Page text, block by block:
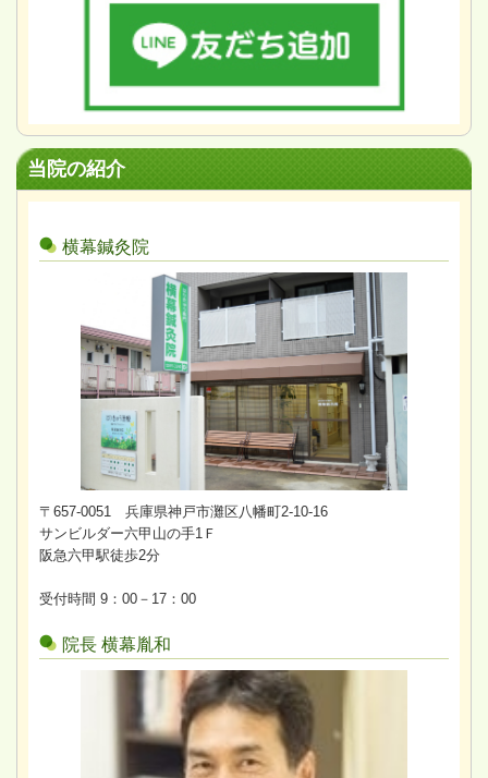
当院の紹介
横幕鍼灸院
〒657-0051 兵庫県神戸市灘区八幡町2-10-16
サンビルダー六甲山の手1Ｆ
阪急六甲駅徒歩2分
受付時間 9：00－17：00
院長 横幕胤和